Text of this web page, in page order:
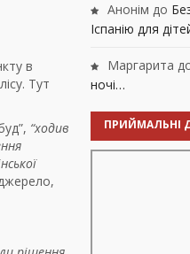
в
Тут
“ходив
Анонім до
Іспанію для
Маргарита
ночі…
ПРИЙМАЛЬНІ